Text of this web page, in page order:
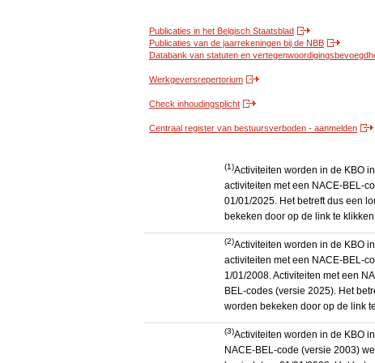
Publicaties in het Belgisch Staatsblad
Publicaties van de jaarrekeningen bij de NBB
Databank van statuten en
Werkgeversrepertorium
Check inhoudingsplicht
Centraal register van bestuursverboden - aanmelden
(1)Activiteiten worden in de KBO
activiteiten met een NACE-BEL-
01/01/2025. Het betreft dus een
bekeken door op de link te
(2)Activiteiten worden in de KBO
activiteiten met een NACE-BEL-
1/01/2008. Activiteiten met een
BEL-codes (versie 2025). Het
worden bekeken door op de link
(3)Activiteiten worden in de KBO
NACE-BEL-code (versie 2003)